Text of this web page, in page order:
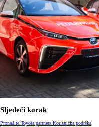
Sljedeći korak
Pronađite Toyota partneraKorisnička podrška